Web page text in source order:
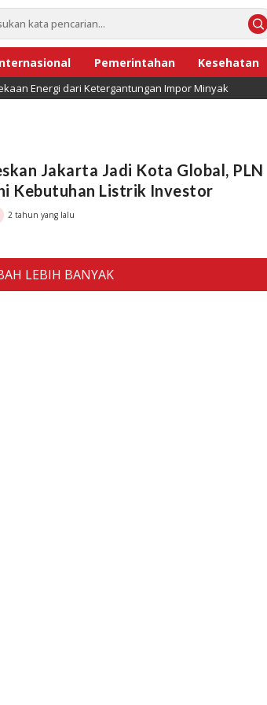
Pemerintahan Kesehatan
Energi dari Ketergantungan Impor Minyak
Jakarta Jadi Kota Global, PLN
Kebutuhan Listrik Investor
2 tahun yang lalu
LEBIH BANYAK